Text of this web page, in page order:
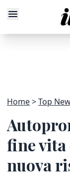
Home Top
fine vita
nuova